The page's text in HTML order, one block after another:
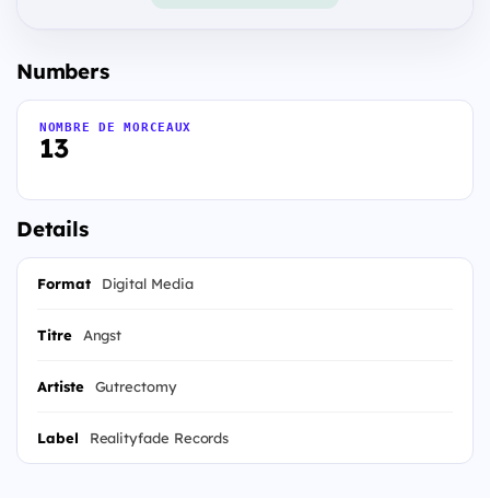
Numbers
13
NOMBRE DE MORCEAUX
Details
Format Digital Media
Titre Angst
Artiste Gutrectomy
Label Realityfade Records